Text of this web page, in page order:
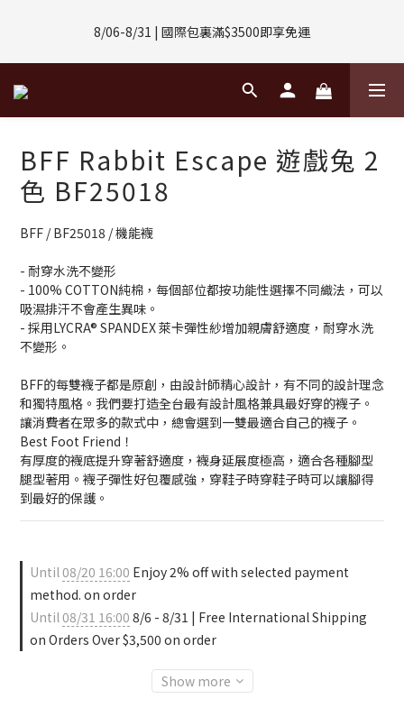
(數量有限售完不補)
8/06-8/31 | 國際包裏滿$3500即享免運
8/08-8/10 | 全館任選3件 贈 $188購物金
8/01-8/31 | 任選2件CUBOX正價商品 贈【威靈頓 / 波士頓墨鏡】
(數量有限售完不補)
BFF Rabbit Escape 遊戲兔 2
色 BF25018
BFF / BF25018 / 機能襪
- 耐穿水洗不變形
- 100% COTTON純棉，每個部位都按功能性選擇不同織法，可以
吸濕排汗不會產生異味。
- 採用LYCRA® SPANDEX 萊卡彈性紗增加親膚舒適度，耐穿水洗
不變形。
BFF的每雙襪子都是原創，由設計師精心設計，有不同的設計理念
和獨特風格。我們要打造全台最有設計風格兼具最好穿的襪子。
讓消費者在眾多的款式中，總會選到一雙最適合自己的襪子。
Best Foot Friend！
有厚度的襪底提升穿著舒適度，襪身延展度極高，適合各種腳型
腿型著用。襪子彈性好包覆感強，穿鞋子時穿鞋子時可以讓腳得
到最好的保護。
Until08/20 16:00 Enjoy 2% off with selected payment
method. on order
Until08/31 16:00 8/6 - 8/31 | Free International Shipping
on Orders Over $3,500 on order
Show more